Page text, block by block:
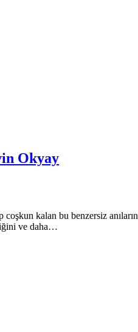
Okyay
kalan bu benzersiz
ve daha…